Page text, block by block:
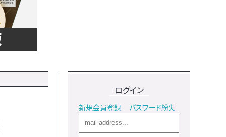
ログイン
新規会員登録 パスワード紛失